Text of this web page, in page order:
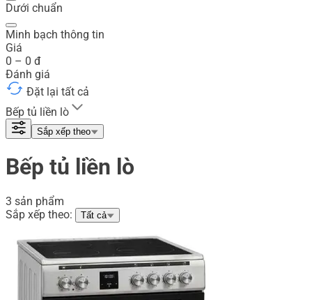
Dưới chuẩn
Minh bạch thông tin
Giá
0 – 0 đ
Đánh giá
Đặt lại tất cả
Bếp tủ liền lò
Sắp xếp theo
Bếp tủ liền lò
3 sản phẩm
Sắp xếp theo:
Tất cả